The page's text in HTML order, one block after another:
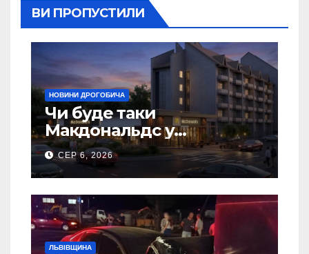
ВИ ПРОПУСТИЛИ
НОВИНИ ДРОГОБИЧА
Чи буде таки
Макдональдс у
Дрогобичі? (Фото)
СЕР 6, 2026
ЛЬВІВЩИНА